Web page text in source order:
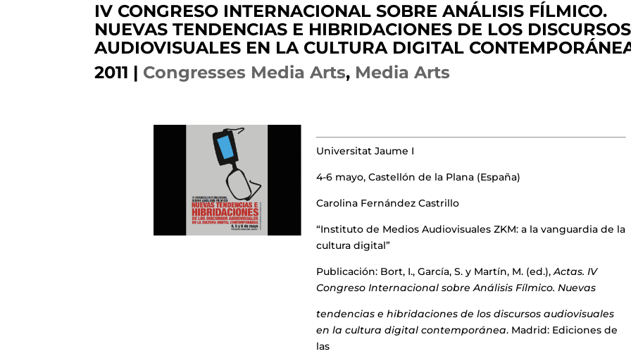
IV CONGRESO INTERNACIONAL SOBRE ANÁLISIS FÍLMICO.
NUEVAS TENDENCIAS E HIBRIDACIONES DE LOS DISCURSOS
AUDIOVISUALES EN LA CULTURA DIGITAL
2011 | Congresses Media Arts, Media Arts
Universitat Jaume I
4-6 mayo, Castellón de la Plana (España)
Carolina Fernández Castrillo
“Instituto de Medios Audiovisuales ZKM: a la vanguardia de la
cultura digital”
Publicación: Bort, I., García, S. y Martín, M. (ed.),Actas. IV
Congreso Internacional sobre Análisis Fílmico. Nuevas
tendencias e hibridaciones de los discursos audiovisuales
en la cultura digital contemporánea. Madrid: Ediciones de
las